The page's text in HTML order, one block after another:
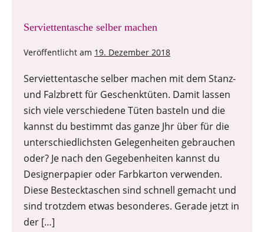
Serviettentasche selber machen
Veröffentlicht am 19. Dezember 2018
Serviettentasche selber machen mit dem Stanz-
und Falzbrett für Geschenktüten. Damit lassen
sich viele verschiedene Tüten basteln und die
kannst du bestimmt das ganze Jhr über für die
unterschiedlichsten Gelegenheiten gebrauchen
oder? Je nach den Gegebenheiten kannst du
Designerpapier oder Farbkarton verwenden.
Diese Bestecktaschen sind schnell gemacht und
sind trotzdem etwas besonderes. Gerade jetzt in
der […]